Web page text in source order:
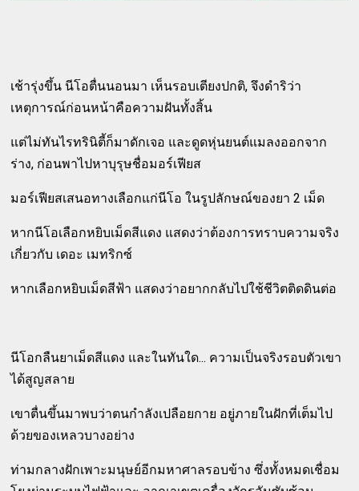
เช้ารุ่งขึ้น นีโอตื่นนอนมา เห็นรอบเตียงปกติ, จึงดำริว่า
เหตุการณ์ก่อนหน้าคือความฝันทั้งสิ้น
แต่ไม่ทันไรทรินิตี้ก็มาดักเจอ และดูดหุ่นยนต์แมลงออกจาก
ร่าง, ก่อนพาไปหาบุรุษชื่อมอร์เฟียส
มอร์เฟียสเสนอทางเลือกแก่นีโอ ในรูปลักษณ์ของยา 2 เม็ด
หากนีโอเลือกหยิบเม็ดสีแดง แสดงว่าต้องการทราบความจริง
เกี่ยวกับ เดอะ เมทริกซ์
หากเลือกหยิบเม็ดสีฟ้า แสดงว่าอยากกลับไปใช้ชีวิตติดดินต่อ
นีโอกลืนยาเม็ดสีแดง และในทันใด... ความเป็นจริงรอบตัวเขา
ได้สูญสลาย
เขาตื่นขึ้นมาพบว่าตนกำลังเปลือยกาย อยู่ภายในฝักที่เต็มไป
ด้วยของเหลวบางอย่าง
ท่ามกลางฝักเพาะมนุษย์อีกมหาศาลรอบข้าง ซึ่งทั้งหมดเชื่อม